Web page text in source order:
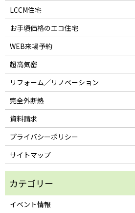
LCCM住宅
お手頃価格のエコ住宅
WEB来場予約
超高気密
リフォーム／リノベーション
完全外断熱
資料請求
プライバシーポリシー
サイトマップ
イベント情報